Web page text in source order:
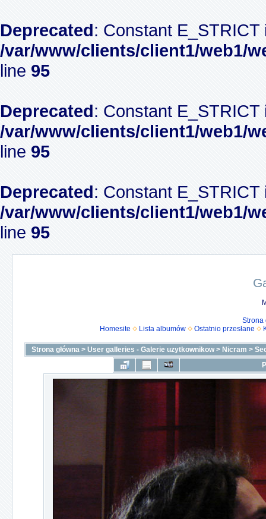
Deprecated: Constant
/var/www/clients/client1/web1/
line 95
Deprecated: Constant
/var/www/clients/client1/web1/
line 95
Deprecated: Constant
/var/www/clients/client1/web1/
line 95
Strona
Homesite
Lista albumów Ostatnio przesłane
Strona główna > User galleries - Galerie uzytkownikow> Nicram >